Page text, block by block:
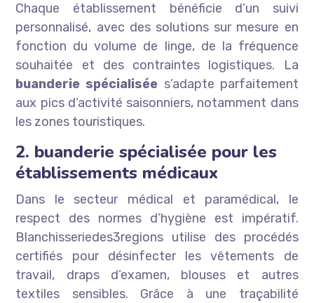
Chaque établissement bénéficie d’un suivi
personnalisé, avec des solutions sur mesure en
fonction du volume de linge, de la fréquence
souhaitée et des contraintes logistiques. La
buanderie spécialisée s’adapte parfaitement
aux pics d’activité saisonniers, notamment dans
les zones touristiques.
2. buanderie spécialisée pour les
établissements médicaux
Dans le secteur médical et paramédical, le
respect des normes d’hygiène est impératif.
Blanchisseriedes3regions utilise des procédés
certifiés pour désinfecter les vêtements de
travail, draps d’examen, blouses et autres
textiles sensibles. Grâce à une traçabilité